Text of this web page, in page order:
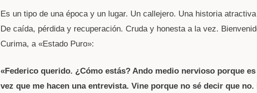
Es un tipo de una época y un lugar. Un callejero. Una historia
De caída, pérdida y recuperación. Cruda y honesta a la vez.
Curima, a «Estado Puro»:
«Federico querido. ¿Cómo estás? Ando medio nervioso porque
vez que me hacen una entrevista. Vine porque no sé decir que no.